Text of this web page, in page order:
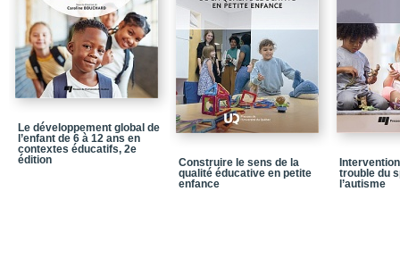
Chapitre 4 - 1,2,3 GO
fondé sur 10 ans
communautés autour
Chapitre 5 - Évaluation
Chapitre 6 - Place au
une journée-rencontre
Chapitre 7 - La place
La situation des
séminaire 1,2,3 GO !
Le développement global de
l’enfant de 6 à 12 ans en
contextes éducatifs, 2e
édition
Construire le sens de la
qualité éducative en petite
enfance
trouble du
l’autisme